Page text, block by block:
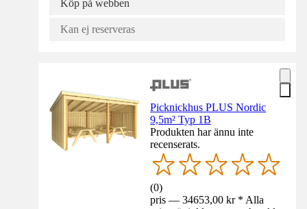
Köp på webben
Kan ej reserveras
Picknickhus PLUS Nordic
9,5m² Typ 1B
Produkten har ännu inte
recenserats.
(0)
pris — 34653,00 kr * Alla